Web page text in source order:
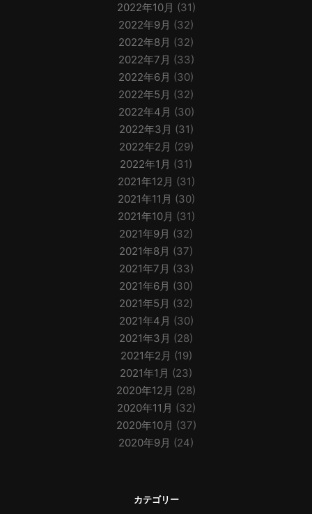
2022年10月 (31)
2022年9月 (32)
2022年8月 (32)
2022年7月 (33)
2022年6月 (30)
2022年5月 (32)
2022年4月 (30)
2022年3月 (31)
2022年2月 (29)
2022年1月 (31)
2021年12月 (31)
2021年11月 (30)
2021年10月 (31)
2021年9月 (32)
2021年8月 (37)
2021年7月 (33)
2021年6月 (30)
2021年5月 (32)
2021年4月 (30)
2021年3月 (28)
2021年2月 (19)
2021年1月 (23)
2020年12月 (28)
2020年11月 (32)
2020年10月 (37)
2020年9月 (24)
カテゴリー